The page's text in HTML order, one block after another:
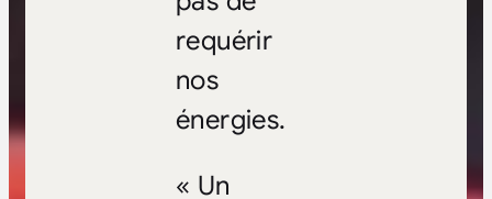
requérir
nos
énergies.
« Un